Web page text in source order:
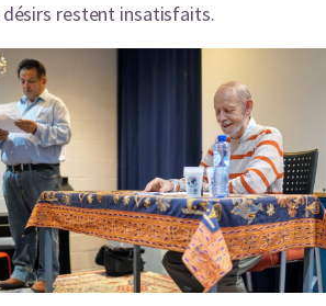
désirs restent insatisfaits.